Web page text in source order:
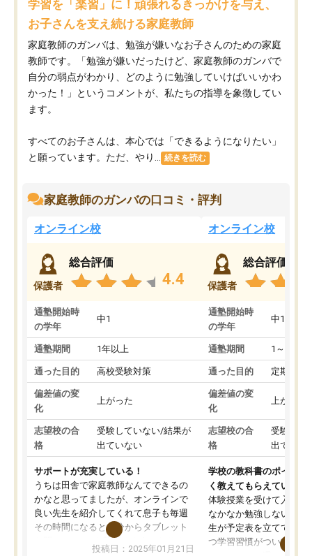
学習を「楽習」に！頑張れるきっかけを与え、
お子さんを支え続ける家庭教師
家庭教師のガンバは、勉強が嫌いなお子さんのための家庭
教師です。「勉強が嫌いだったけど、家庭教師のガンバで
自分の弱点がわかり、どのように勉強していけばいいかわ
かった！」というコメントが、私たちの指導を象徴してい
ます。
すべてのお子さんは、本心では「できるようになりたい」
と願っています。ただ、やり...
続きを読む
家庭教師のガンバの口コミ・評判
オンライン校
保護者
総合評価
4.4
通塾開始時
の学年
中1
通塾期間 1年以上
通った目的 高校受験対策
偏差値の変
化
上がった
志望校の合
格
受験していない/結果が
出ていない
サポートが充実している！
うちは田舎で家庭教師なんてできるの
かなと思ってましたが、オンラインで
良い先生を紹介してくれて息子も毎週
その時間になると自分からタブレット
を開いてzoomを繋げるようになりまし
投稿日：2025年01月21日
オンライン校
保護者
総合評価
通塾開始時
の学年
中1
通塾期間 1～3ヵ月
通った目的 定期テス
偏差値の変
化
上がった
志望校の合
格
受験して
出ていな
学校の教科書のポイント
く教えてもらえている
体験授業を受けて入塾し
なかなか勉強しない息子
生が予定表を立ててくれ
つ学習習慣がついてきま